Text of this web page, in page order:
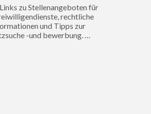
zu Stellenangeboten für
rechtliche
und Tipps zur
-und bewerbung. …